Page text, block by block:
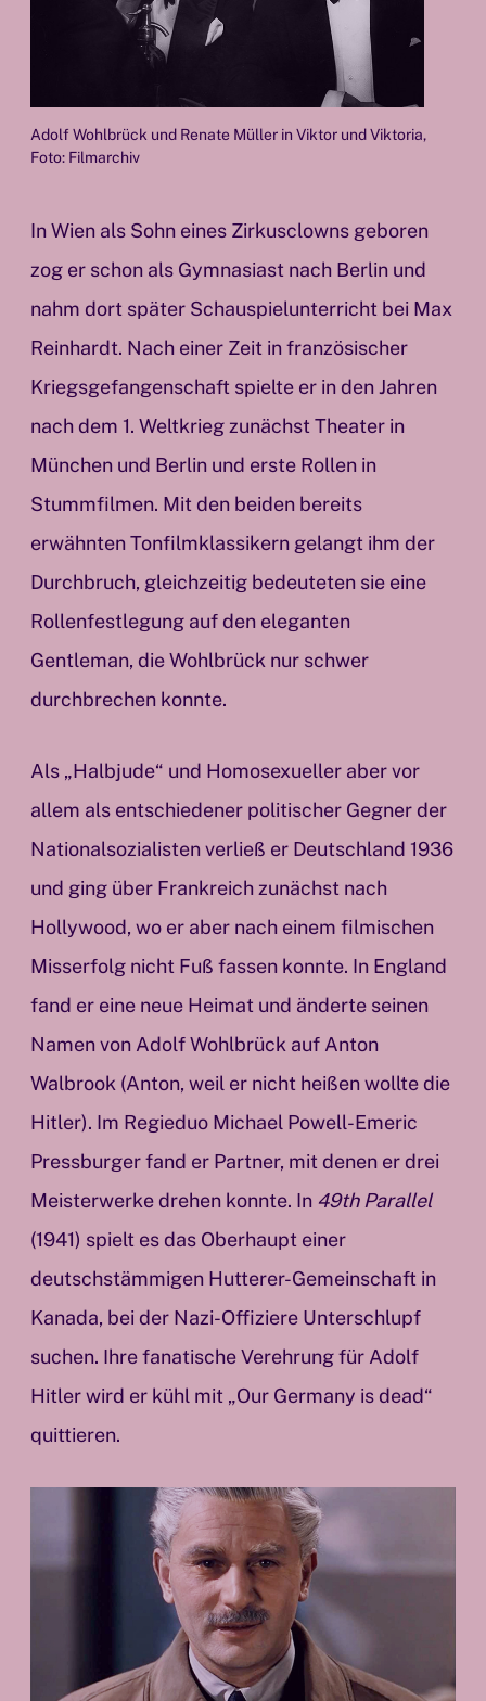
Adolf Wohlbrück und Renate Müller in Viktor und Viktoria,
Foto: Filmarchiv
In Wien als Sohn eines Zirkusclowns geboren
zog er schon als Gymnasiast nach Berlin und
nahm dort später Schauspielunterricht bei Max
Reinhardt. Nach einer Zeit in französischer
Kriegsgefangenschaft spielte er in den Jahren
nach dem 1. Weltkrieg zunächst Theater in
München und Berlin und erste Rollen in
Stummfilmen. Mit den beiden bereits
erwähnten Tonfilmklassikern gelangt ihm der
Durchbruch, gleichzeitig bedeuteten sie eine
Rollenfestlegung auf den eleganten
Gentleman, die Wohlbrück nur schwer
durchbrechen konnte.
Als „Halbjude“ und Homosexueller aber vor
allem als entschiedener politischer Gegner der
Nationalsozialisten verließ er Deutschland 1936
und ging über Frankreich zunächst nach
Hollywood, wo er aber nach einem filmischen
Misserfolg nicht Fuß fassen konnte. In England
fand er eine neue Heimat und änderte seinen
Namen von Adolf Wohlbrück auf Anton
Walbrook (Anton, weil er nicht heißen wollte die
Hitler). Im Regieduo Michael Powell-Emeric
Pressburger fand er Partner, mit denen er drei
Meisterwerke drehen konnte. In 49th Parallel
(1941) spielt es das Oberhaupt einer
deutschstämmigen Hutterer-Gemeinschaft in
Kanada, bei der Nazi-Offiziere Unterschlupf
suchen. Ihre fanatische Verehrung für Adolf
Hitler wird er kühl mit „Our Germany is dead“
quittieren.